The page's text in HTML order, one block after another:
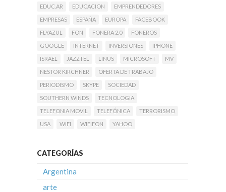
EDUC.AR
EDUCACION
EMPRENDEDORES
EMPRESAS
ESPAÑA EUROPA
FACEBOOK
FLYAZUL
FON FONERA 2.0
FONEROS
GOOGLE
INTERNET INVERSIONES
IPHONE
ISRAEL
JAZZTEL LINUS MICROSOFT
MV
NESTOR KIRCHNER
OFERTA DE TRABAJO
PERIODISMO
SKYPE
SOCIEDAD
SOUTHERN WINDS
TECNOLOGIA
TELEFONIA MOVIL
TELEFÓNICA
TERRORISMO
USA
WIFI WIFIFON YAHOO
CATEGORÍAS
Argentina
arte